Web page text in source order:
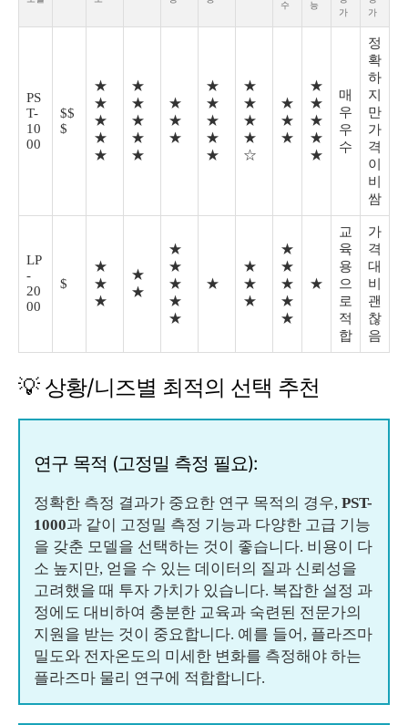
수 능
가
가
PS
T-
10
00
$$
$
★
★
★
★
★
★
★
★
★
★
★
★
★
★
★
★
★
★
★
★
★
★
☆
★
★
★
★
★
★
★
★
매
우
우
수
정
확
하
지
만
가
격
이
비
쌈
LP
-
20
00
$
★
★
★
★
★
★
★
★
★
★
★
★
★
★
★
★
★
★
★
★
교
육
용
으
로
적
합
가
격
대
비
괜
찮
음
💡 상황/니즈별 최적의 선택 추천
연구 목적 (고정밀 측정 필요):
정확한 측정 결과가 중요한 연구 목적의 경우, PST-
1000과 같이 고정밀 측정 기능과 다양한 고급 기능
을 갖춘 모델을 선택하는 것이 좋습니다. 비용이 다
소 높지만, 얻을 수 있는 데이터의 질과 신뢰성을
고려했을 때 투자 가치가 있습니다. 복잡한 설정 과
정에도 대비하여 충분한 교육과 숙련된 전문가의
지원을 받는 것이 중요합니다. 예를 들어, 플라즈마
밀도와 전자온도의 미세한 변화를 측정해야 하는
플라즈마 물리 연구에 적합합니다.